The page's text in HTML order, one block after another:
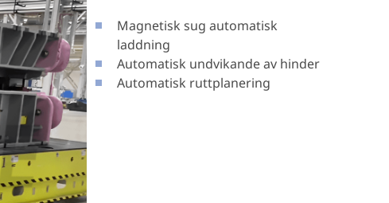
Magnetisk sug automatisk
laddning
Automatisk undvikande av hinder
Automatisk ruttplanering